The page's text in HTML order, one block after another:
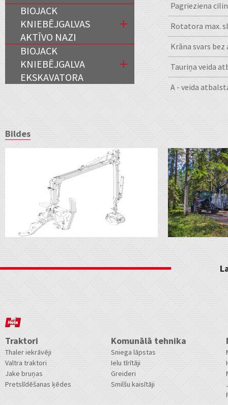
Pagrieziena
Rotatora max.
Krāna svars
Tauriņa veida
A - veida
BIOJACK
KNIEBĒJGALVAS
AKTĪVO NAZI
BIOJACK
KNIEBĒJGALVA
EKSKAVATORA
Bildes
Traktori
Thaler iekrāvēji
Valtra traktori
Jake bruņas
Pretslīdēšanas ķēdes
Komunālā tehnika
Sniega lāpstas
Ielu tīrītāji
Greideri
Smilšu kaisītāji